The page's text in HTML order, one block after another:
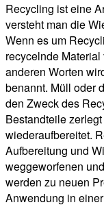
Recycling ist eine
versteht man die
Wenn es um
recycelnde
anderen Worten
benannt. Müll oder
den Zweck des
Bestandteile
wiederaufbereitet.
Aufbereitung und
weggeworfenen
werden zu neuen
Anwendung in